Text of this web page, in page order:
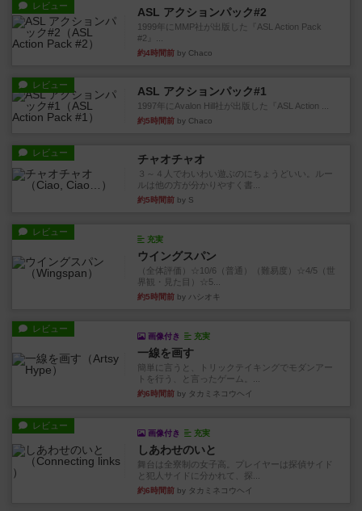
レビュー ASL アクションパック#2
1999年にMMP社が出版した『ASL Action Pack
#2』...
約4時間前 by Chaco
レビュー ASL アクションパック#1
1997年にAvalon Hill社が出版した『ASL Action ...
約5時間前 by Chaco
レビュー チャオチャオ
３～４人でわいわい遊ぶのにちょうどいい。ルー
ルは他の方が分かりやすく書...
約5時間前 by S
レビュー
充実
ウイングスパン
（全体評価）☆10/6（普通）（難易度）☆4/5（世
界観・見た目）☆5...
約5時間前 by ハシオキ
レビュー
画像付き 充実
一線を画す
簡単に言うと、トリックテイキングでモダンアー
トを行う、と言ったゲーム。...
約6時間前 by タカミネコウヘイ
レビュー
画像付き 充実
しあわせのいと
舞台は全寮制の女子高。プレイヤーは探偵サイド
と犯人サイドに分かれて、探...
約6時間前 by タカミネコウヘイ